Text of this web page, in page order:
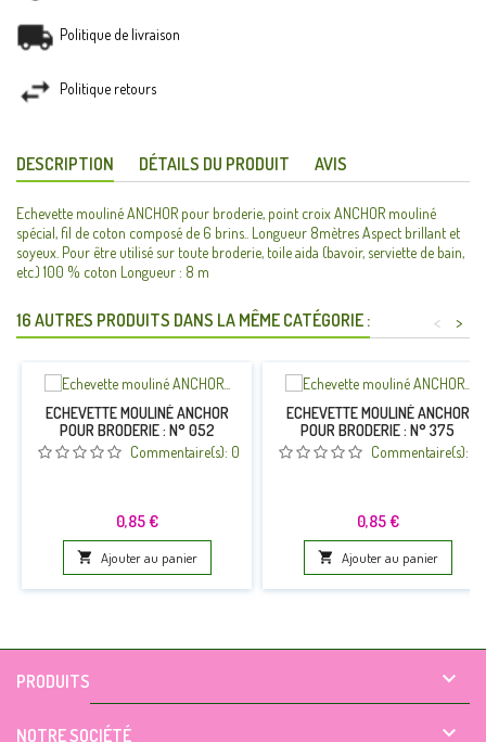
Politique de livraison
Politique retours
DESCRIPTION DÉTAILS DU PRODUIT AVIS
Echevette mouliné ANCHOR pour broderie, point croix ANCHOR mouliné
spécial, fil de coton composé de 6 brins.. Longueur 8mètres Aspect brillant et
soyeux. Pour être utilisé sur toute broderie, toile aida (bavoir, serviette de bain,
etc.) 100 % coton Longueur : 8 m
16 AUTRES PRODUITS DANS LA MÊME CATÉGORIE : >
<
ECHEVETTE MOULINÉ ANCHOR
POUR BRODERIE : N° 052
Commentaire(s): 0
Prix
0,85 €
 Ajouter au panier
ECHEVETTE MOULINÉ ANCHOR
POUR BRODERIE : N° 375
Commentaire(s):
Prix
0,85 €
 Ajouter au panier
PRODUITS 
NOTRE SOCIÉTÉ 